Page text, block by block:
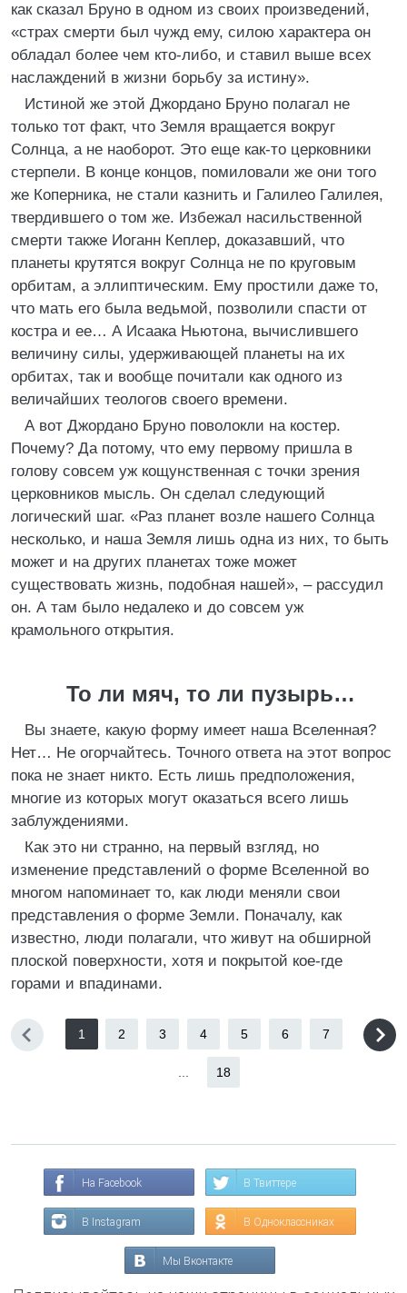
как сказал Бруно в одном из своих произведений,
«страх смерти был чужд ему, силою характера он
обладал более чем кто-либо, и ставил выше всех
наслаждений в жизни борьбу за истину».
Истиной же этой Джордано Бруно полагал не
только тот факт, что Земля вращается вокруг
Солнца, а не наоборот. Это еще как-то церковники
стерпели. В конце концов, помиловали же они того
же Коперника, не стали казнить и Галилео Галилея,
твердившего о том же. Избежал насильственной
смерти также Иоганн Кеплер, доказавший, что
планеты крутятся вокруг Солнца не по круговым
орбитам, а эллиптическим. Ему простили даже то,
что мать его была ведьмой, позволили спасти от
костра и ее… А Исаака Ньютона, вычислившего
величину силы, удерживающей планеты на их
орбитах, так и вообще почитали как одного из
величайших теологов своего времени.
А вот Джордано Бруно поволокли на костер.
Почему? Да потому, что ему первому пришла в
голову совсем уж кощунственная с точки зрения
церковников мысль. Он сделал следующий
логический шаг. «Раз планет возле нашего Солнца
несколько, и наша Земля лишь одна из них, то быть
может и на других планетах тоже может
существовать жизнь, подобная нашей», – рассудил
он. А там было недалеко и до совсем уж
крамольного открытия.
То ли мяч, то ли пузырь…
Вы знаете, какую форму имеет наша Вселенная?
Нет… Не огорчайтесь. Точного ответа на этот вопрос
пока не знает никто. Есть лишь предположения,
многие из которых могут оказаться всего лишь
заблуждениями.
Как это ни странно, на первый взгляд, но
изменение представлений о форме Вселенной во
многом напоминает то, как люди меняли свои
представления о форме Земли. Поначалу, как
известно, люди полагали, что живут на обширной
плоской поверхности, хотя и покрытой кое-где
горами и впадинами.
1 2 3 4 5 6 7
18
На Facebook В Твиттере
В Instagram В Одноклассниках
Мы Вконтакте